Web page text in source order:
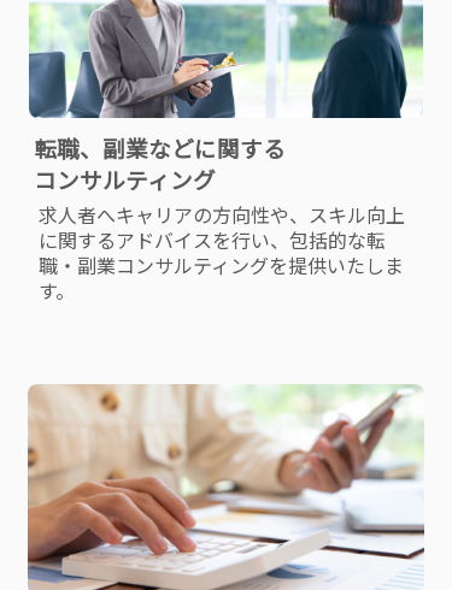
転職、副業などに関する
コンサルティング
求人者へキャリアの方向性や、スキル向上
に関するアドバイスを行い、包括的な転
職・副業コンサルティングを提供いたしま
す。